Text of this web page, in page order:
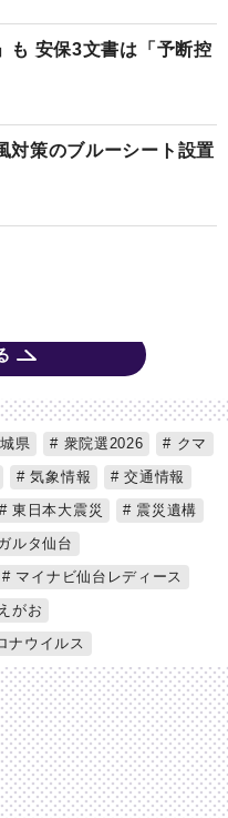
も 安保3文書は「予断控
策のブルーシート設置
県 衆院選2026
クマ
気象情報
交通情報
東日本大震災
震災遺構
ルタ仙台
マイナビ仙台レディース
がお
ナウイルス